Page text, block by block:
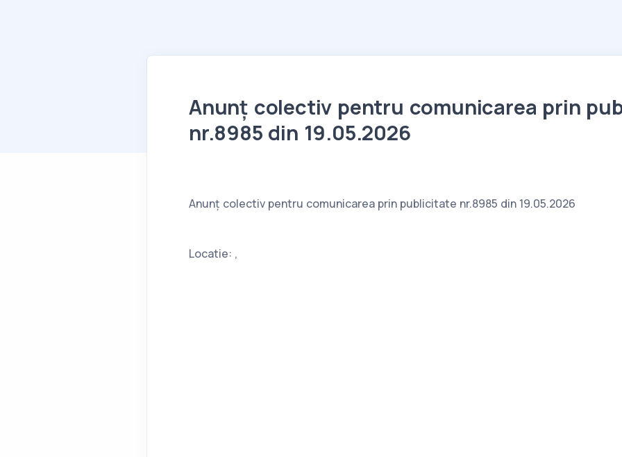
Anunț colectiv pentru comunicarea prin
nr.8985 din 19.05.2026
Anunț colectiv pentru comunicarea prin publicitate nr.8985 din 19.05.2026
Locatie: ,